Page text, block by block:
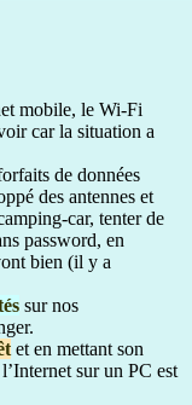
mobile, le Wi-Fi
car la situation a
de données
des antennes et
car, tenter de
password, en
bien (il y a
sur nos
et en mettant son
sur un PC est